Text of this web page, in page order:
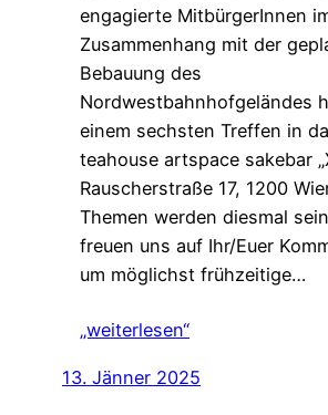
engagierte MitbürgerInnen
Zusammenhang mit der
Bebauung des
Nordwestbahnhofgeländes
einem sechsten Treffen in
teahouse artspace sakebar
Rauscherstraße 17, 1200
Themen werden diesmal
freuen uns auf Ihr/Euer
um möglichst frühzeitige…
„weiterlesen“
13. Jänner 2025